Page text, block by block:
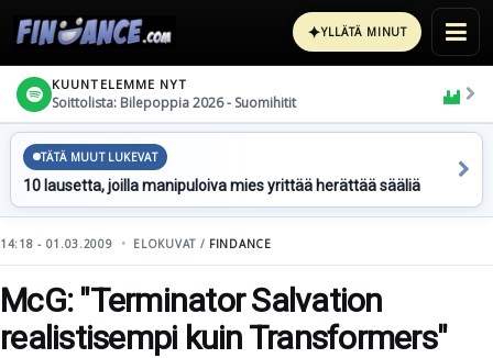
✦YLLÄTÄ MINUT
KUUNTELEMME NYT
Soittolista: Bilepoppia 2026 - Suomihitit
TÄTÄ MUUT LUKEVAT
10 lausetta, joilla manipuloiva mies yrittää herättää sääliä
14:18 - 01.03.2009 ELOKUVAT / FINDANCE
McG: "Terminator Salvation
realistisempi kuin Transformers"